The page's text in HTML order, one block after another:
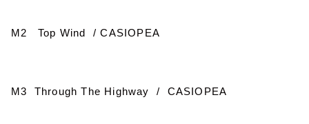
M2 Top Wind / CASIOPEA
M3 Through The Highway / CASIOPEA